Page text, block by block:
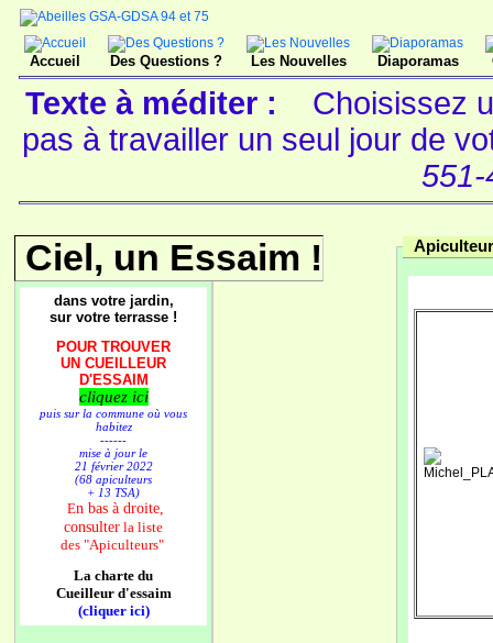
Accueil Des Questions ? Les Nouvelles Diaporamas
Texte à méditer :
Choisissez
pas à travailler un seul jour de
551-
Ciel, un Essaim !
dans votre jardin,
sur votre terrasse !
POUR TROUVER
UN CUEILLEUR
D'ESSAIM
cliquez ici
puis sur la commune où vous
habitez
------
mise à jour le
21 février 2022
(68 apiculteurs
+ 13 TSA)
En bas à droite,
consulter la liste
des "Apiculteurs"
La charte du
Cueilleur d'essaim
(cliquer ici)